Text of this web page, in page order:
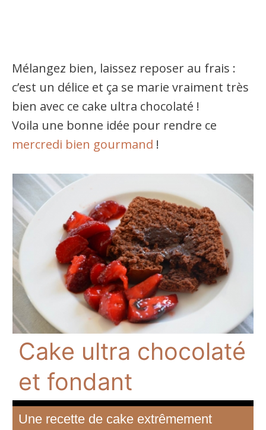
Mélangez bien, laissez reposer au frais :
c’est un délice et ça se marie vraiment très
bien avec ce cake ultra chocolaté !
Voila une bonne idée pour rendre ce
mercredi bien gourmand !
Cake ultra chocolaté
et fondant
Une recette de cake extrêmement